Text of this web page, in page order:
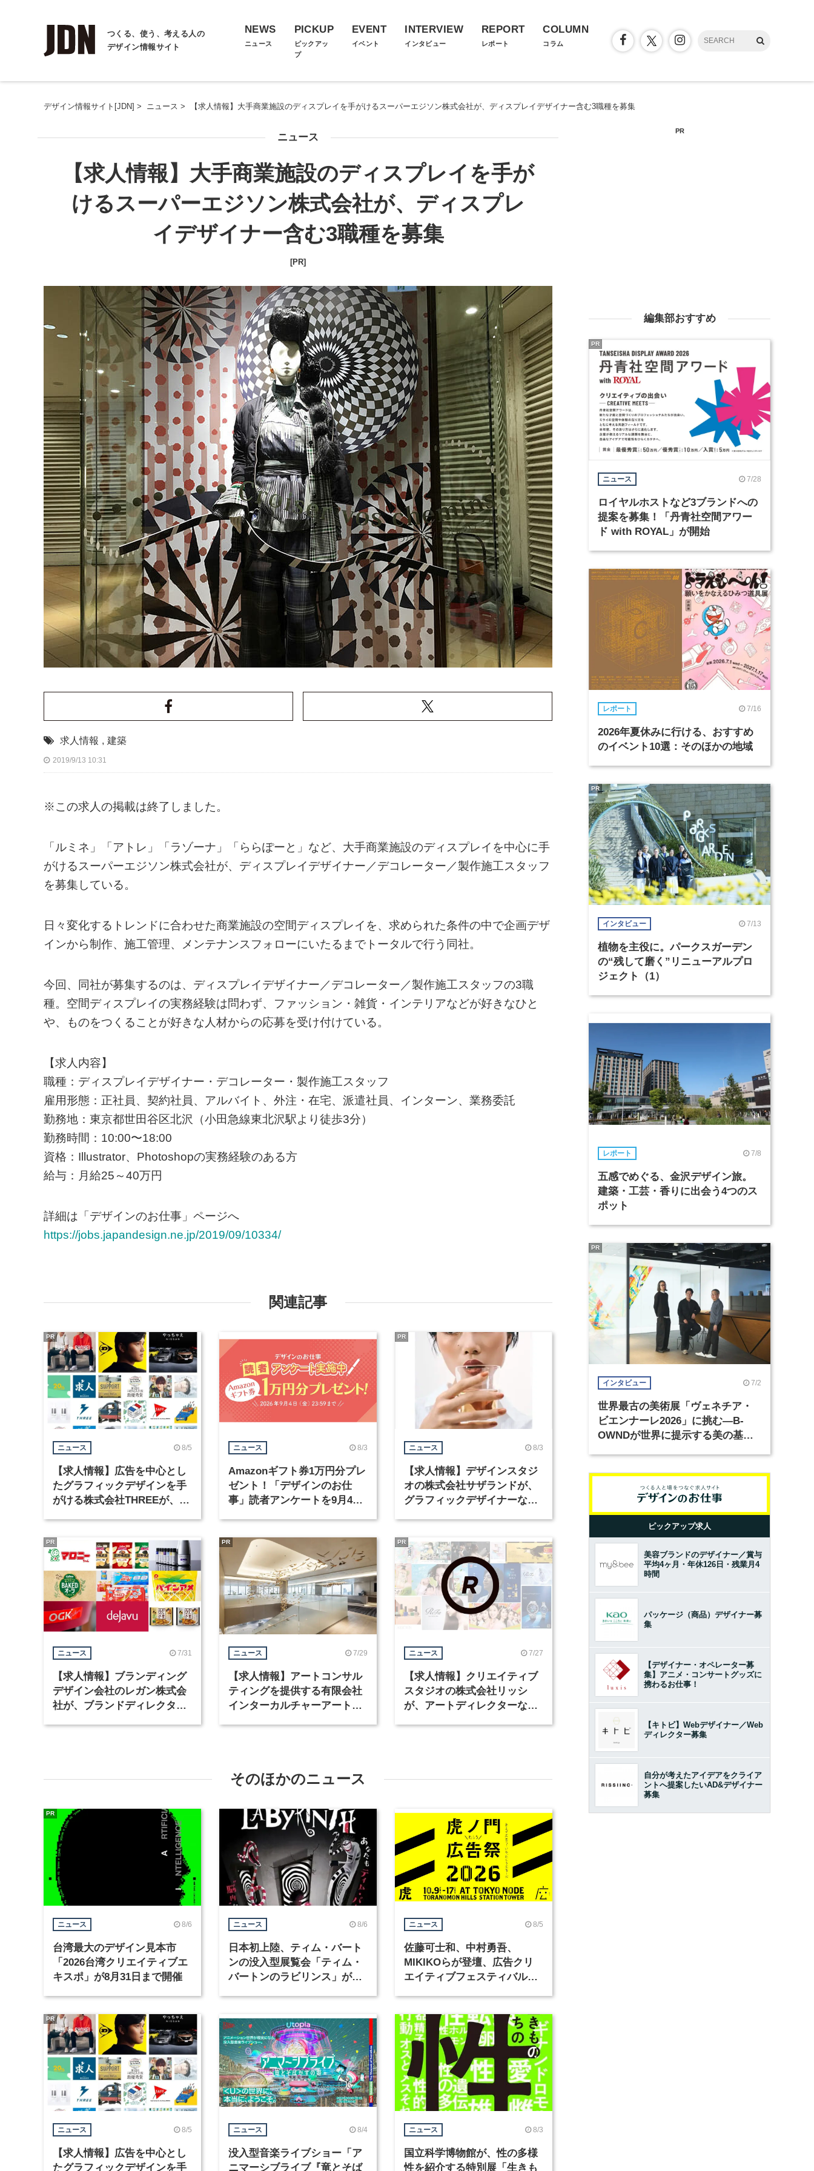
つくる、使う、考える人の
デザイン情報サイト
NEWS
ニュース
PICKUP
ピックアッ
プ
EVENT
イベント
INTERVIEW
インタビュー
REPORT
レポート
COLUMN
コラム
デザイン情報サイト[JDN] > ニュース > 【求人情報】大手商業施設のディスプレイを手がけるスーパーエジソン株式会社が、ディスプレイデザイナー含む3職種を募集
ニュース
【求人情報】大手商業施設のディスプレイを手が
けるスーパーエジソン株式会社が、ディスプレ
イデザイナー含む3職種を募集
[PR]
求人情報 , 建築
2019/9/13 10:31
※この求人の掲載は終了しました。
「ルミネ」「アトレ」「ラゾーナ」「ららぽーと」など、大手商業施設のディスプレイを中心に手
がけるスーパーエジソン株式会社が、ディスプレイデザイナー／デコレーター／製作施工スタッフ
を募集している。
日々変化するトレンドに合わせた商業施設の空間ディスプレイを、求められた条件の中で企画デザ
インから制作、施工管理、メンテナンスフォローにいたるまでトータルで行う同社。
今回、同社が募集するのは、ディスプレイデザイナー／デコレーター／製作施工スタッフの3職
種。空間ディスプレイの実務経験は問わず、ファッション・雑貨・インテリアなどが好きなひと
や、ものをつくることが好きな人材からの応募を受け付けている。
【求人内容】
職種：ディスプレイデザイナー・デコレーター・製作施工スタッフ
雇用形態：正社員、契約社員、アルバイト、外注・在宅、派遣社員、インターン、業務委託
勤務地：東京都世田谷区北沢（小田急線東北沢駅より徒歩3分）
勤務時間：10:00〜18:00
資格：Illustrator、Photoshopの実務経験のある方
給与：月給25～40万円
詳細は「デザインのお仕事」ページへ
https://jobs.japandesign.ne.jp/2019/09/10334/
関連記事
ニュース 8/5
【求人情報】広告を中心とし
たグラフィックデザインを手
がける株式会社THREEが、グ
PR
ニュース 8/3
Amazonギフト券1万円分プレ
ゼント！「デザインのお仕
事」読者アンケートを9月4日
ニュース 8/3
【求人情報】デザインスタジ
オの株式会社サザランドが、
グラフィックデザイナーなど2
PR
ニュース 7/31
【求人情報】ブランディング
デザイン会社のレガン株式会
社が、ブランドディレクター
PR
ニュース 7/29
【求人情報】アートコンサル
ティングを提供する有限会社
インターカルチャーアート
PR
ニュース 7/27
【求人情報】クリエイティブ
スタジオの株式会社リッシ
が、アートディレクターなど2
PR
そのほかのニュース
ニュース 8/6
台湾最大のデザイン見本市
「2026台湾クリエイティブエ
キスポ」が8月31日まで開催
PR
ニュース 8/6
日本初上陸、ティム・バート
ンの没入型展覧会「ティム・
バートンのラビリンス」が東
ニュース 8/5
佐藤可士和、中村勇吾、
MIKIKOらが登壇、広告クリ
エイティブフェスティバル
ニュース 8/5
【求人情報】広告を中心とし
たグラフィックデザインを手
PR
ニュース 8/4
没入型音楽ライブショー「ア
ニマーシブライブ『竜とそば
ニュース 8/3
国立科学博物館が、性の多様
性を紹介する特別展「生きも
PR
編集部おすすめ
ニュース 7/28
ロイヤルホストなど3ブランドへの
提案を募集！「丹青社空間アワー
ド with ROYAL」が開始
PR
レポート 7/16
2026年夏休みに行ける、おすすめ
のイベント10選：そのほかの地域
インタビュー 7/13
植物を主役に。パークスガーデン
の“残して磨く”リニューアルプロ
ジェクト（1）
PR
レポート 7/8
五感でめぐる、金沢デザイン旅。
建築・工芸・香りに出会う4つのス
ポット
インタビュー 7/2
世界最古の美術展「ヴェネチア・
ビエンナーレ2026」に挑む―B-
OWNDが世界に提示する美の基準
PR
ピックアップ求人
美容ブランドのデザイナー／賞与
平均4ヶ月・年休126日・残業月4
時間
パッケージ（商品）デザイナー募
集
【デザイナー・オペレーター募
集】アニメ・コンサートグッズに
携わるお仕事！
【キトビ】Webデザイナー／Web
ディレクター募集
自分が考えたアイデアをクライア
ントへ提案したいAD&デザイナー
募集